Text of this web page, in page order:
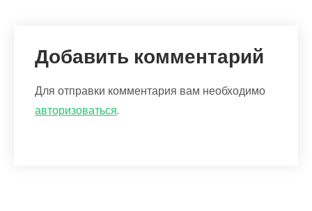
Добавить комментарий
Для отправки комментария вам необходимо
авторизоваться.